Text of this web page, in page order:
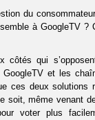
du
à GoogleTV ?
côtés qui
GoogleTV et les
ces deux solutions
soit, même venant
voter plus